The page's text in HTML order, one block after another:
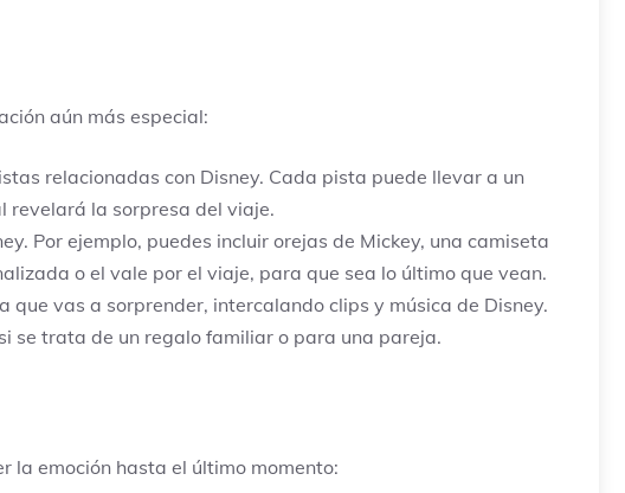
aún más especial:
relacionadas con Disney. Cada pista puede llevar a un
revelará la sorpresa del viaje.
Por ejemplo, puedes incluir orejas de Mickey, una camiseta
o el vale por el viaje, para que sea lo último que vean.
que vas a sorprender, intercalando clips y música de Disney.
se trata de un regalo familiar o para una pareja.
la emoción hasta el último momento: